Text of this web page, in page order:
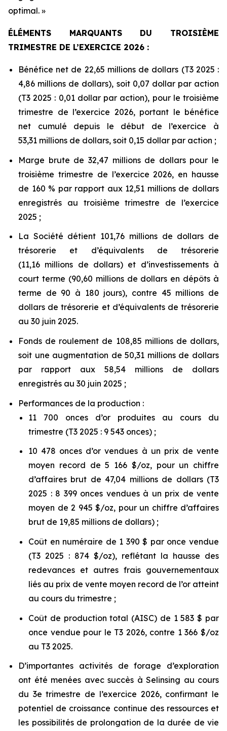
optimal. »
ÉLÉMENTS MARQUANTS DU TROISIÈME
TRIMESTRE DE L’EXERCICE 2026 :
Bénéfice net de 22,65 millions de dollars (T3 2025 :
4,86 millions de dollars), soit 0,07 dollar par action
(T3 2025 : 0,01 dollar par action), pour le troisième
trimestre de l’exercice 2026, portant le bénéfice
net cumulé depuis le début de l’exercice à
53,31 millions de dollars, soit 0,15 dollar par action ;
Marge brute de 32,47 millions de dollars pour le
troisième trimestre de l’exercice 2026, en hausse
de 160 % par rapport aux 12,51 millions de dollars
enregistrés au troisième trimestre de l’exercice
2025 ;
La Société détient 101,76 millions de dollars de
trésorerie et d’équivalents de trésorerie
(11,16 millions de dollars) et d’investissements à
court terme (90,60 millions de dollars en dépôts à
terme de 90 à 180 jours), contre 45 millions de
dollars de trésorerie et d’équivalents de trésorerie
au 30 juin 2025.
Fonds de roulement de 108,85 millions de dollars,
soit une augmentation de 50,31 millions de dollars
par rapport aux 58,54 millions de dollars
enregistrés au 30 juin 2025 ;
Performances de la production :
11 700 onces d’or produites au cours du
trimestre (T3 2025 : 9 543 onces) ;
10 478 onces d’or vendues à un prix de vente
moyen record de 5 166 $/oz, pour un chiffre
d’affaires brut de 47,04 millions de dollars (T3
2025 : 8 399 onces vendues à un prix de vente
moyen de 2 945 $/oz, pour un chiffre d’affaires
brut de 19,85 millions de dollars) ;
Coût en numéraire de 1 390 $ par once vendue
(T3 2025 : 874 $/oz), reflétant la hausse des
redevances et autres frais gouvernementaux
liés au prix de vente moyen record de l’or atteint
au cours du trimestre ;
Coût de production total (AISC) de 1 583 $ par
once vendue pour le T3 2026, contre 1 366 $/oz
au T3 2025.
D’importantes activités de forage d’exploration
ont été menées avec succès à Selinsing au cours
du 3e trimestre de l’exercice 2026, confirmant le
potentiel de croissance continue des ressources et
les possibilités de prolongation de la durée de vie